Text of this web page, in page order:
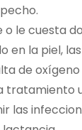
le cuesta
en la piel,
de
tratamiento
las